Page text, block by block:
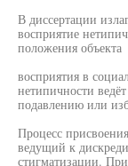
В диссертации
восприятие
положения объекта
восприятия в
нетипичности
подавлению или
Процесс
ведущий к
стигматизации.